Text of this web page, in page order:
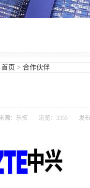
首页 > 合作伙伴
源：乐拓 浏览：3355 发